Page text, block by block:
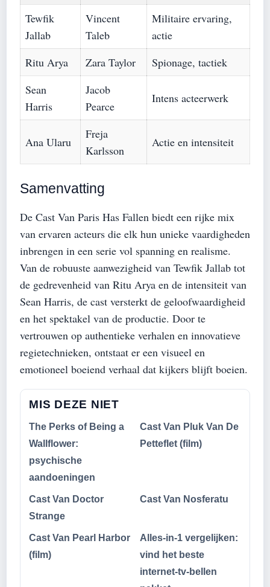
Tewfik
Jallab
Vincent
Taleb
Militaire ervaring,
actie
Ritu Arya
Zara Taylor
Spionage, tactiek
Sean
Harris
Jacob
Pearce
Intens acteerwerk
Ana Ularu
Freja
Karlsson
Actie en intensiteit
Samenvatting
De Cast Van Paris Has Fallen biedt een rijke mix
van ervaren acteurs die elk hun unieke vaardigheden
inbrengen in een serie vol spanning en realisme.
Van de robuuste aanwezigheid van Tewfik Jallab tot
de gedrevenheid van Ritu Arya en de intensiteit van
Sean Harris, de cast versterkt de geloofwaardigheid
en het spektakel van de productie. Door te
vertrouwen op authentieke verhalen en innovatieve
regietechnieken, ontstaat er een visueel en
emotioneel boeiend verhaal dat kijkers blijft boeien.
MIS DEZE NIET
The Perks of Being a
Wallflower:
psychische
aandoeningen
Cast Van Pluk Van De
Petteflet (film)
Cast Van Doctor
Strange
Cast Van Nosferatu
Cast Van Pearl Harbor
(film)
Alles-in-1 vergelijken:
vind het beste
internet-tv-bellen